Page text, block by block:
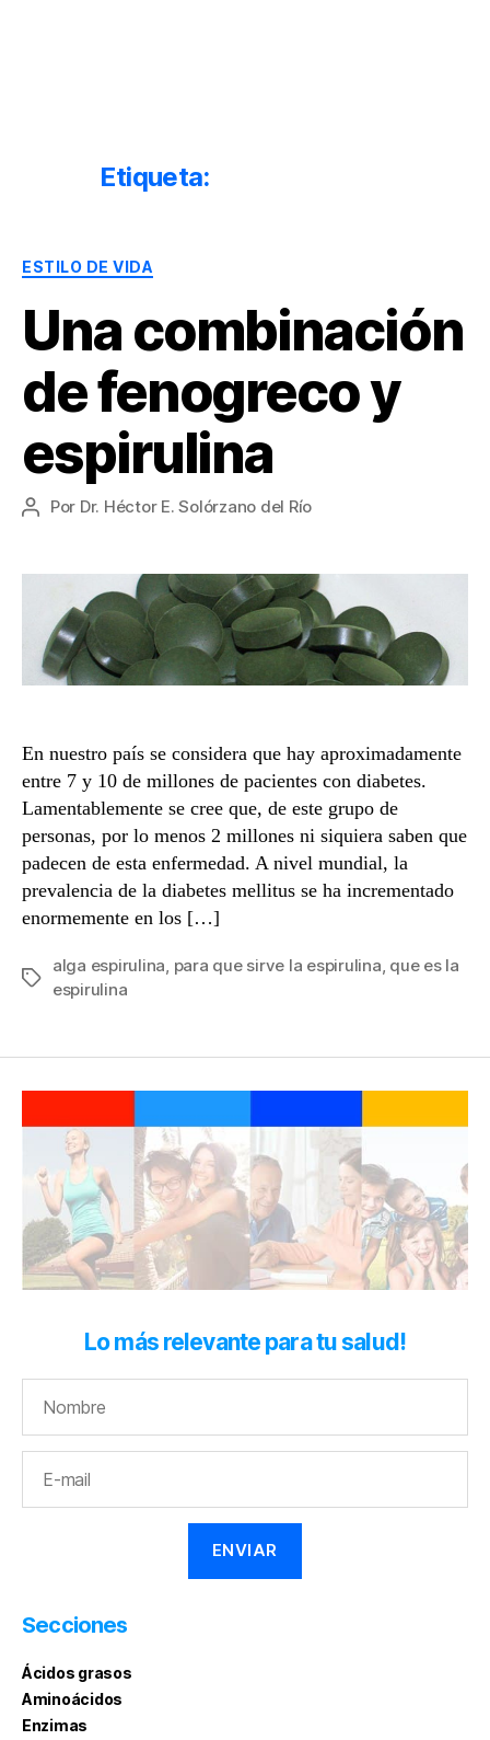
Salud
Nutrición
Etiqueta:
ESTILO DE VIDA
Una combinación
de fenogreco y
espirulina
Autor
entrada
Por Dr. Héctor E. Solórzano del Río
En nuestro país se considera que hay aproximadamente
entre 7 y 10 de millones de pacientes con diabetes.
Lamentablemente se cree que, de este grupo de
personas, por lo menos 2 millones ni siquiera saben que
padecen de esta enfermedad. A nivel mundial, la
prevalencia de la diabetes mellitus se ha incrementado
enormemente en los […]
Etiquetas
alga espirulina, para que sirve la espirulina, que es la
espirulina
Lo más relevante para tu salud!
Secciones
Ácidos grasos
Aminoácidos
Enzimas